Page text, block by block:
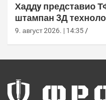
Хаддy представио
штампан 3Д
9. август 2026. | 14:35